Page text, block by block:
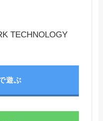
TECHNOLOGY
遊ぶ